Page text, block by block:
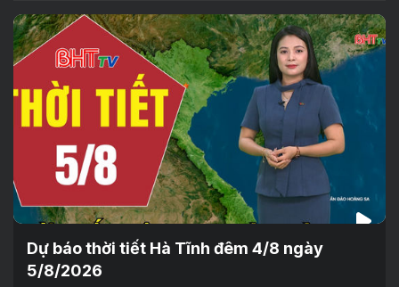
Dự báo thời tiết Hà Tĩnh đêm 4/8 ngày
5/8/2026